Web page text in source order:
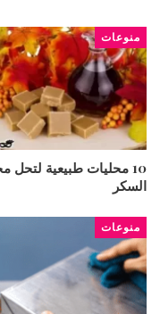
منوعات
10 محليات طبيعية لتحل
السكر
منوعات